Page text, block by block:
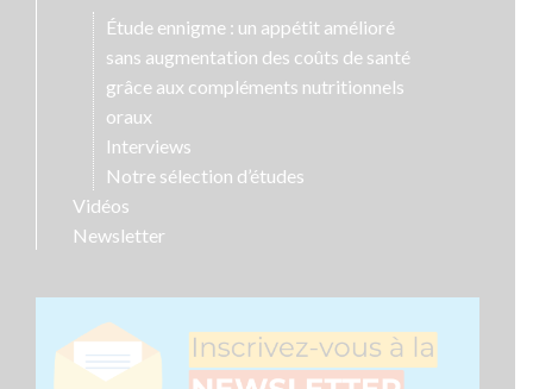
Étude ennigme : un appétit amélioré
sans augmentation des coûts de santé
grâce aux compléments nutritionnels
oraux
Interviews
Notre sélection d’études
Vidéos
Newsletter